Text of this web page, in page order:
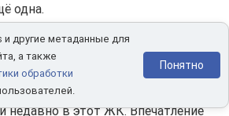
одна.
недавно в этот ЖК. Впечатление
другие метаданные для
а также
обработки
Понятно